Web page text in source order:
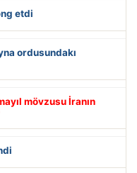
etdi
ordusundakı
mövzusu İranın